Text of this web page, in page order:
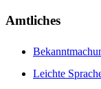
Amtliches
Leichte